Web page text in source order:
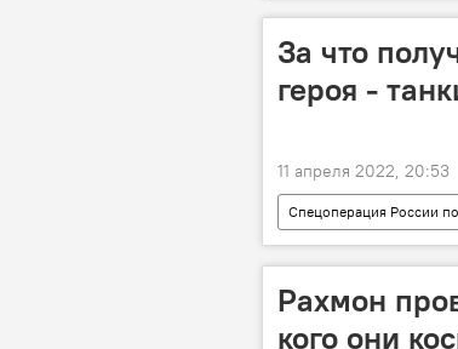
За что
героя -
11 апреля 2022, 20:53
Спецоперация России
Армия и вооружение
Рахмон
кого они